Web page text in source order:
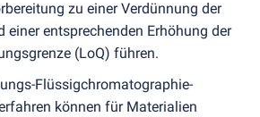
zu einer Verdünnung der
einer entsprechenden Erhöhung der
(LoQ) führen.
Flüssigchromatographie-
können für Materialien